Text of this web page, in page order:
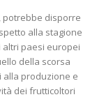
potrebbe disporre
alla stagione
altri paesi europei
della scorsa
alla produzione e
dei frutticoltori